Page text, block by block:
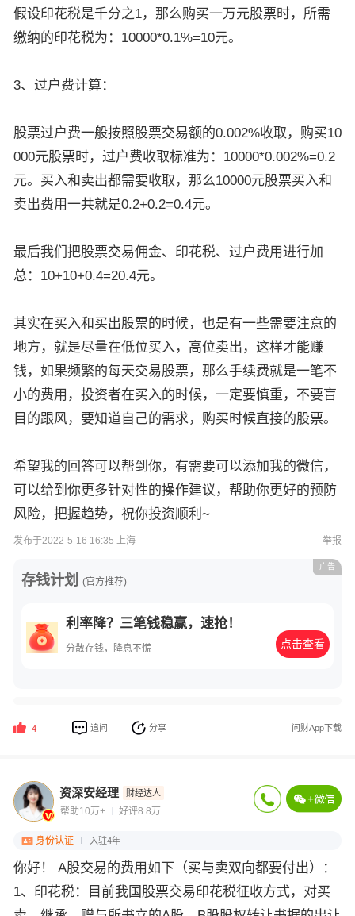
假设印花税是千分之1，那么购买一万元股票时，所需
缴纳的印花税为：10000*0.1%=10元。
3、过户费计算：
股票过户费一般按照股票交易额的0.002%收取，购买10
000元股票时，过户费收取标准为：10000*0.002%=0.2
元。买入和卖出都需要收取，那么10000元股票买入和
卖出费用一共就是0.2+0.2=0.4元。
最后我们把股票交易佣金、印花税、过户费用进行加
总：10+10+0.4=20.4元。
其实在买入和买出股票的时候，也是有一些需要注意的
地方，就是尽量在低位买入，高位卖出，这样才能赚
钱，如果频繁的每天交易股票，那么手续费就是一笔不
小的费用，投资者在买入的时候，一定要慎重，不要盲
目的跟风，要知道自己的需求，购买时候直接的股票。
希望我的回答可以帮到你，有需要可以添加我的微信，
可以给到你更多针对性的操作建议，帮助你更好的预防
风险，把握趋势，祝你投资顺利~
发布于2022-5-16 16:35 上海 举报
存钱计划 (官方推荐)
利率降？三笔钱稳赢，速抢！
分散存钱，降息不慌 点击查看
广告
4 追问 分享 问财App下载
资深安经理 财经达人
帮助10万+ 好评8.8万
身份认证 入驻4年
你好！ A股交易的费用如下（买与卖双向都要付出）：
1、印花税：目前我国股票交易印花税征收方式，对买